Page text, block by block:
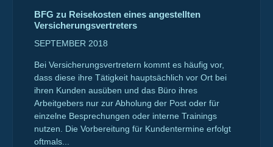
BFG zu Reisekosten eines angestellten
Versicherungsvertreters
SEPTEMBER 2018
Bei Versicherungsvertretern kommt es häufig vor,
dass diese ihre Tätigkeit hauptsächlich vor Ort bei
ihren Kunden ausüben und das Büro ihres
Arbeitgebers nur zur Abholung der Post oder für
einzelne Besprechungen oder interne Trainings
nutzen. Die Vorbereitung für Kundentermine erfolgt
oftmals...